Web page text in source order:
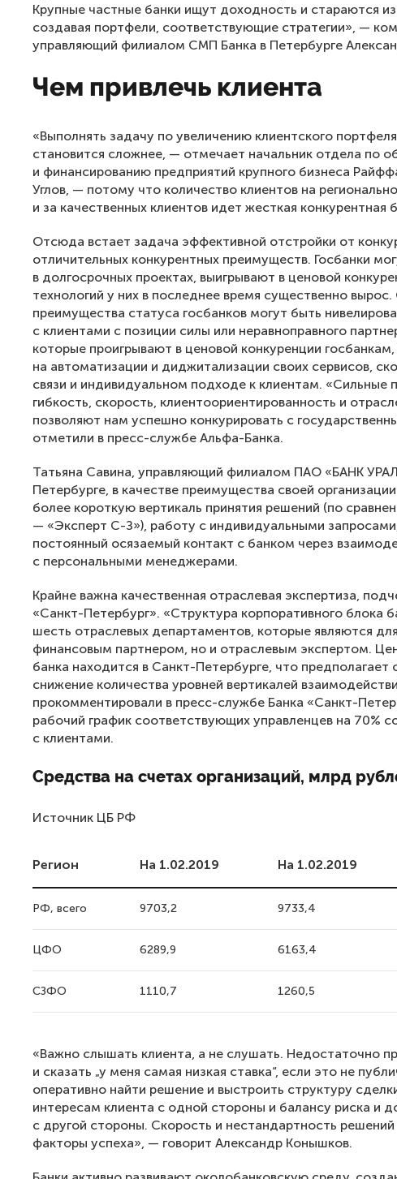
Крупные частные банки ищут доходность и стараются
создавая портфели, соответствующие стратегии», —
управляющий филиалом СМП Банка в Петербурге
Чем привлечь клиента
«Выполнять задачу по увеличению клиентского
становится сложнее, — отмечает начальник отдела по
и финансированию предприятий крупного бизнеса
Углов, — потому что количество клиентов на
и за качественных клиентов идет жесткая конкурентная
Отсюда встает задача эффективной отстройки от
отличительных конкурентных преимуществ. Госбанки
в долгосрочных проектах, выигрывают в ценовой
технологий у них в последнее время существенно
преимущества статуса госбанков могут быть
с клиентами с позиции силы или неравноправного
которые проигрывают в ценовой конкуренции
на автоматизации и диджитализации своих сервисов,
связи и индивидуальном подходе к клиентам. «Сильные
гибкость, скорость, клиентоориентированность и
позволяют нам успешно конкурировать с
отметили в пресс-службе Альфа-Банка.
Татьяна Савина, управляющий филиалом ПАО «БАНК
Петербурге, в качестве преимущества своей
более короткую вертикаль принятия решений (по
— «Эксперт С-З»), работу с индивидуальными
постоянный осязаемый контакт с банком через
с персональными менеджерами.
Крайне важна качественная отраслевая экспертиза,
«Санкт-Петербург». «Структура корпоративного блока
шесть отраслевых департаментов, которые являются
финансовым партнером, но и отраслевым экспертом.
банка находится в Санкт-Петербурге, что предполагает
снижение количества уровней вертикалей
прокомментировали в пресс-службе Банка «Санкт-
рабочий график соответствующих управленцев на 70%
с клиентами.
Средства на счетах организаций, млрд
Источник ЦБ РФ
Регион На 1.02.2019 На 1.02.2019
РФ, всего 9703,2 9733,4
ЦФО 6289,9 6163,4
СЗФО 1110,7 1260,5
«Важно слышать клиента, а не слушать. Недостаточно
и сказать „у меня самая низкая ставка“, если это не
оперативно найти решение и выстроить структуру
интересам клиента с одной стороны и балансу риска и
с другой стороны. Скорость и нестандартность
факторы успеха», — говорит Александр Конышков.